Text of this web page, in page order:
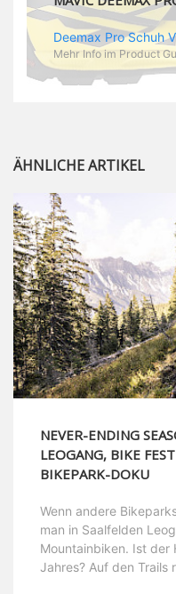
Mehr Info im Product
ÄHNLICHE ARTIKEL
NEVER-ENDING
LEOGANG, BIKE
BIKEPARK-DOKU
Wenn andere
man in Saalfelden
Mountainbiken. Ist der
Jahres? Auf den Trails